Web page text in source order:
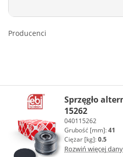
Producenci
Sprzęgło
15262
040115262
Grubość [mm]:41
Ciężar [kg]:0.5
Rozwiń więcej